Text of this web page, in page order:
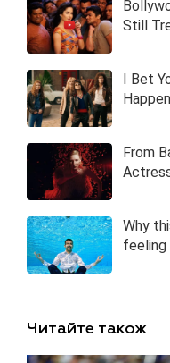
Читайте також